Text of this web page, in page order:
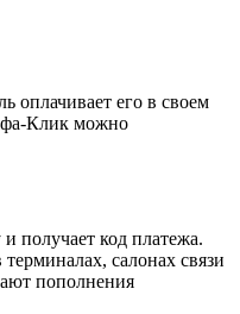
оплачивает его в своем
Клик можно
получает код платежа.
салонах связи
пополнения